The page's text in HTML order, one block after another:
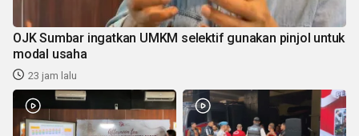
OJK Sumbar ingatkan UMKM selektif gunakan pinjol untuk
modal usaha
23 jam lalu